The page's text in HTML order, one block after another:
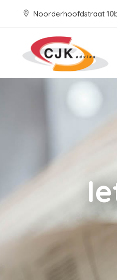
Noorderhoofdstraat